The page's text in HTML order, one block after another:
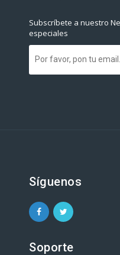
Subscríbete a nuestro
especiales
Síguenos
Soporte